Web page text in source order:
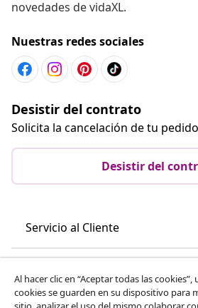
novedades de vidaXL.
Nuestras redes sociales
Desistir del contrato
Solicita la cancelación de tu
Desistir del
Servicio al Cliente
Al hacer clic en “Aceptar todas las
cookies se guarden en su dispositivo para